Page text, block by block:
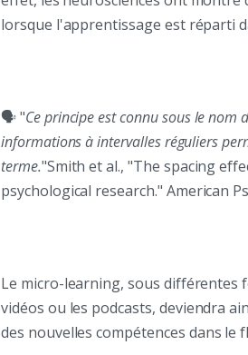
lorsque l'apprentissage est réparti
🗣️ "Ce principe est connu sous le nom
informations à intervalles réguliers
terme."Smith et al., "The spacing
psychological research." American
Le micro-learning, sous différentes
vidéos ou les podcasts, deviendra
des nouvelles compétences dans le